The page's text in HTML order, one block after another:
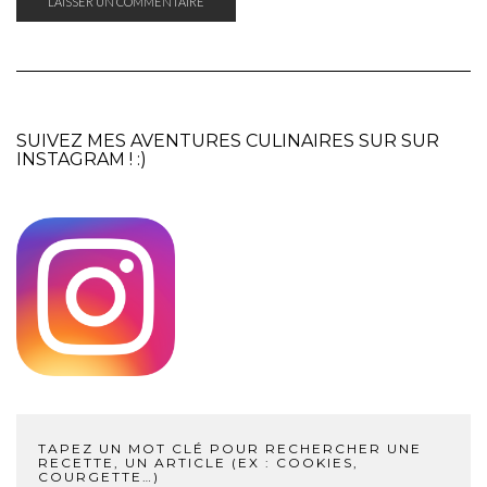
SUIVEZ MES AVENTURES CULINAIRES SUR SUR
INSTAGRAM ! :)
TAPEZ UN MOT CLÉ POUR RECHERCHER UNE
RECETTE, UN ARTICLE (EX : COOKIES,
COURGETTE…)